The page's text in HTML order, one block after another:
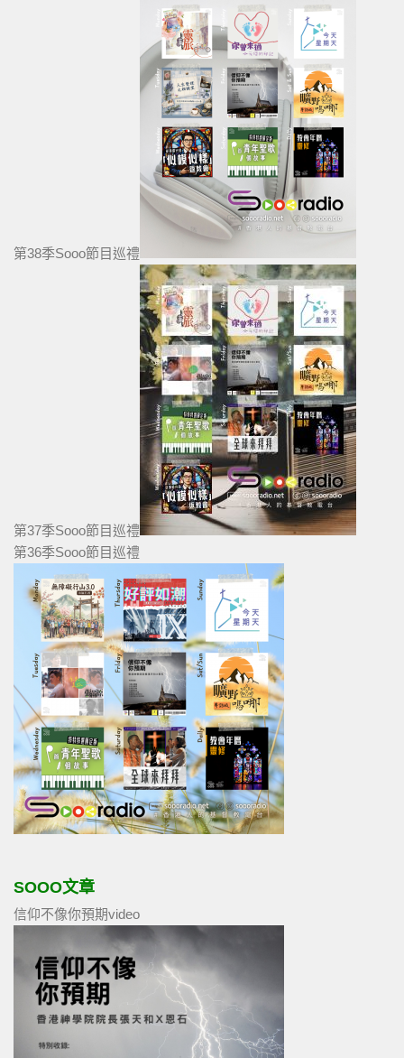
第38季Sooo節目巡禮
第37季Sooo節目巡禮
第36季Sooo節目巡禮
SOOO文章
信仰不像你預期video